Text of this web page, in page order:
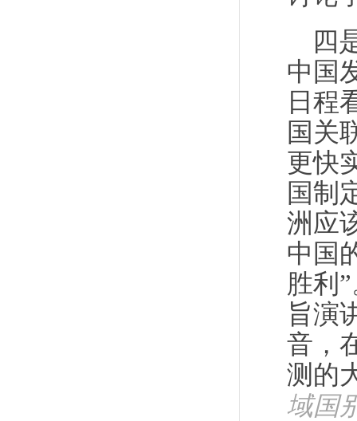
四
中国
日程
国关
更快
国制
洲应
中国
胜利
旨演
音，
测的
域国